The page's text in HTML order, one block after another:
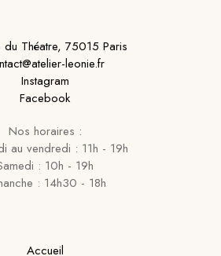
du Théatre, 75015 Paris
leonie.fr
Instagram
Facebook
Nos horaires :
au vendredi : 11h - 19h
: 10h - 19h
: 14h30 - 18h
Accueil